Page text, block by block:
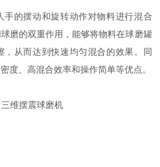
的摆动和旋转动作对物料进行混合
磨的双重作用，能够将物料在球磨罐
，从而达到快速均匀混合的效果。同
度、高混合效率和操作简单等优点。